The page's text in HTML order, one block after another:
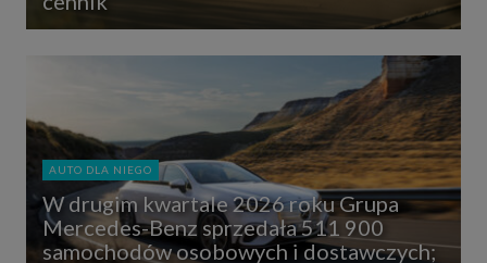
AUTO DLA NIEGO
W drugim kwartale 2026 roku Grupa
Mercedes-Benz sprzedała 511 900
samochodów osobowych i dostawczych;